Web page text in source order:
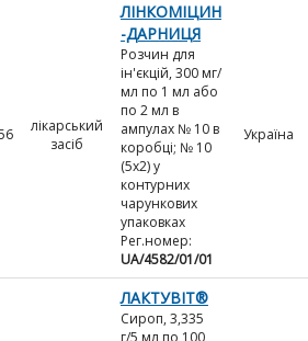
лікарський
засіб
ЛІНКОМІЦИН
-ДАРНИЦЯ
Розчин для
ін'єкцій, 300 мг/
мл по 1 мл або
по 2 мл в
ампулах № 10 в
коробці; № 10
(5х2) у
контурних
чарункових
упаковках
Рег.номер:
UA/4582/01/01
Україна
ЛАКТУВІТ®
Сироп, 3,335
г/5 мл по 100